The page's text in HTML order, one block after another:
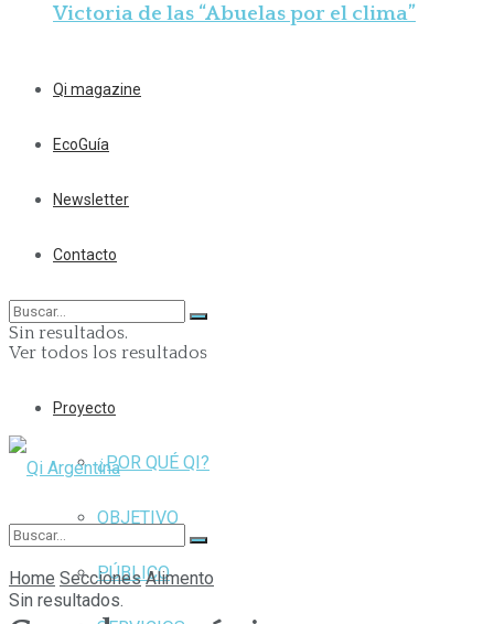
Victoria de las “Abuelas por el clima”
Qi magazine
EcoGuía
Newsletter
Contacto
Sin resultados.
Ver todos los resultados
Proyecto
¿POR QUÉ QI?
OBJETIVO
PÚBLICO
Sin resultados.
Home Secciones Alimento